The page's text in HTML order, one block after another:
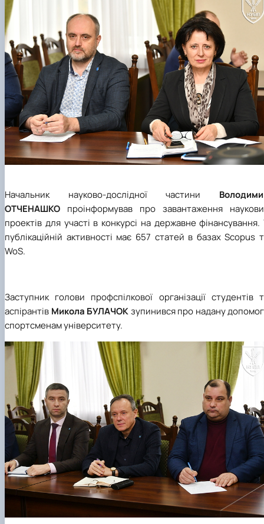
Начальник науково-дослідної частини
ОТЧЕНАШКО проінформував про завантаження
проектів для участі в конкурсі на державне фінансування.
публікаційній активності має 657 статей в базахScopus
WoS.
Заступник голови профспілкової організації студентів
аспірантів Микола БУЛАЧОКзупинився про надану
спортсменам університету.